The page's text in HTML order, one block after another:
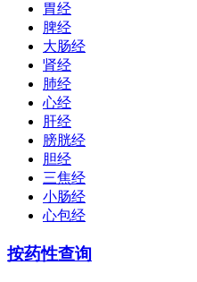
胃经
脾经
大肠经
肾经
肺经
心经
肝经
膀胱经
胆经
三焦经
小肠经
心包经
按药性查询